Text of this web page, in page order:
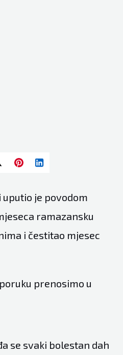
je povodom
ramazansku
i čestitao mjesec
prenosimo u
se svaki bolestan dah